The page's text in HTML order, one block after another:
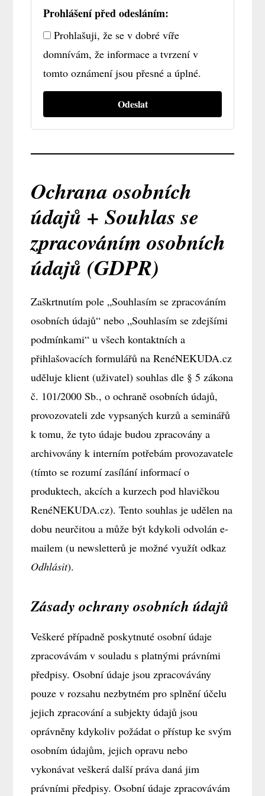
Prohlášení před odesláním:
Prohlašuji, že se v dobré víře
domnívám, že informace a tvrzení v
tomto oznámení jsou přesné a úplné.
Ochrana osobních
údajů + Souhlas se
zpracováním osobních
údajů (GDPR)
Zaškrtnutím pole „Souhlasím se zpracováním
osobních údajů“ nebo „Souhlasím se zdejšími
podmínkami“ u všech kontaktních a
přihlašovacích formulářů na RenéNEKUDA.cz
uděluje klient (uživatel) souhlas dle § 5 zákona
č. 101/2000 Sb., o ochraně osobních údajů,
provozovateli zde vypsaných kurzů a seminářů
k tomu, že tyto údaje budou zpracovány a
archivovány k interním potřebám provozavatele
(tímto se rozumí zasílání informací o
produktech, akcích a kurzech pod hlavičkou
RenéNEKUDA.cz). Tento souhlas je udělen na
dobu neurčitou a může být kdykoli odvolán e-
mailem (u newsletterů je možné využít odkaz
Odhlásit).
Zásady ochrany osobních údajů
Veškeré případně poskytnuté osobní údaje
zpracovávám v souladu s platnými právními
předpisy. Osobní údaje jsou zpracovávány
pouze v rozsahu nezbytném pro splnění účelu
jejich zpracování a subjekty údajů jsou
oprávněny kdykoliv požádat o přístup ke svým
osobním údajům, jejich opravu nebo
vykonávat veškerá další práva daná jim
právními předpisy. Osobní údaje zpracovávám